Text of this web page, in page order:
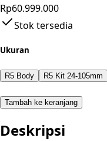
Rp60.999.000
Stok tersedia
Ukuran
R5 Body R5 Kit 24-105mm
Tambah ke keranjang
Deskripsi